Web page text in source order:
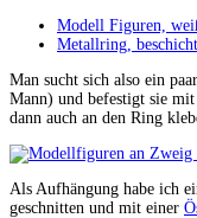
Modell Figuren,
Metallring,
Man sucht sich also ein
Mann) und befestigt sie
dann auch an den Ring
Als Aufhängung habe ich
geschnitten und mit einer